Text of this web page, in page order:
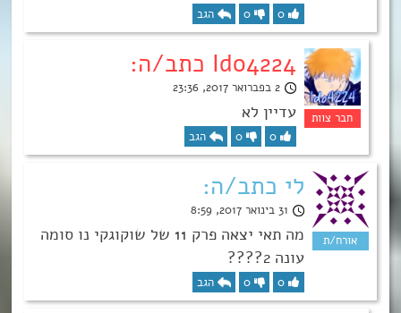
0
0 הגב
Ido4224 כתב/ה:
2 בפברואר 2017, 23:36
עדיין לא
0
0 הגב
לי כתב/ה:
31 בינואר 2017, 8:59
מה תאי יצאה פרק 11 של שוקוגקי נו סומה
עונה 2????
0
0 הגב